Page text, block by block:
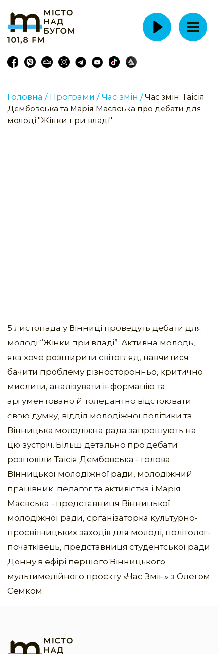
Головна / Програми / Час змін / Час змін: Таісія
Дембовська та Марія Маєвська про дебати для
молоді "Жінки при владі"
5 листопада у Вінниці проведуть дебати для
молоді “Жінки при владі”. Активна молодь,
яка хоче розширити світогляд, навчитися
бачити проблему різносторонньо, критично
мислити, аналізувати інформацію та
аргументовано й толерантно відстоювати
свою думку, відділ молодіжної політики та
Вінницька молодіжна рада запрошують на
цю зустріч. Більш детально про дебати
розповіли Таісія Дембовська - голова
Вінницької молодіжної ради, молодіжний
працівник, педагог та активістка і Марія
Маєвська - представниця Вінницької
молодіжної ради, організаторка культурно-
просвітницьких заходів для молоді, політолог-
початківець, представниця студентської ради
Донну в ефірі першого Вінницького
мультимедійного проєкту «Час Змін» з Олегом
Семком.